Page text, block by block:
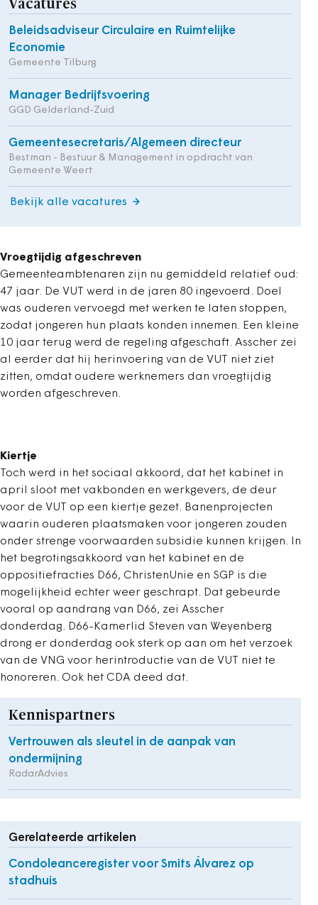
Vacatures
Beleidsadviseur Circulaire en Ruimtelijke
Economie
Gemeente Tilburg
Manager Bedrijfsvoering
GGD Gelderland-Zuid
Gemeentesecretaris/Algemeen directeur
Bestman - Bestuur & Management in opdracht van
Gemeente Weert
Bekijk alle vacatures
Vroegtijdig afgeschreven
Gemeenteambtenaren zijn nu gemiddeld relatief oud:
47 jaar. De VUT werd in de jaren 80 ingevoerd. Doel
was ouderen vervoegd met werken te laten stoppen,
zodat jongeren hun plaats konden innemen. Een kleine
10 jaar terug werd de regeling afgeschaft. Asscher zei
al eerder dat hij herinvoering van de VUT niet ziet
zitten, omdat oudere werknemers dan vroegtijdig
worden afgeschreven.
Kiertje
Toch werd in het sociaal akkoord, dat het kabinet in
april sloot met vakbonden en werkgevers, de deur
voor de VUT op een kiertje gezet. Banenprojecten
waarin ouderen plaatsmaken voor jongeren zouden
onder strenge voorwaarden subsidie kunnen krijgen. In
het begrotingsakkoord van het kabinet en de
oppositiefracties D66, ChristenUnie en SGP is die
mogelijkheid echter weer geschrapt. Dat gebeurde
vooral op aandrang van D66, zei Asscher
donderdag. D66-Kamerlid Steven van Weyenberg
drong er donderdag ook sterk op aan om het verzoek
van de VNG voor herintroductie van de VUT niet te
honoreren. Ook het CDA deed dat.
Kennispartners
Vertrouwen als sleutel in de aanpak van
ondermijning
RadarAdvies
Gerelateerde artikelen
Condoleanceregister voor Smits Álvarez op
stadhuis